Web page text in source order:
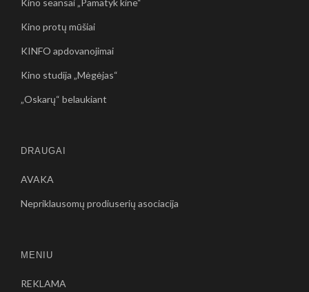
Kino seansai „Pamatyk kine“
Kino protų mūšiai
KINFO apdovanojimai
Kino studija „Mėgėjas“
„Oskarų“ belaukiant
DRAUGAI
AVAKA
Nepriklausomų prodiuserių asociacija
MENIU
REKLAMA